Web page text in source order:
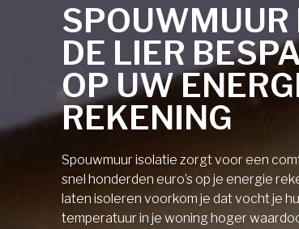
SPOUWMUUR
DE LIER
OP UW
REKENING
Spouwmuur isolatie zorgt voor een
snel honderden euro’s op je energie
laten isoleren voorkom je dat vocht je
temperatuur in je woning hoger